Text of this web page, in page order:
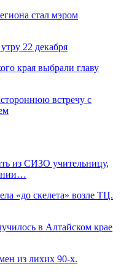
стал мэром
22 декабря
края выбрали главу
встречу с
из СИЗО учительницу,
«до скелета» возле ТЦ.
в Алтайском крае
из лихих 90-х.